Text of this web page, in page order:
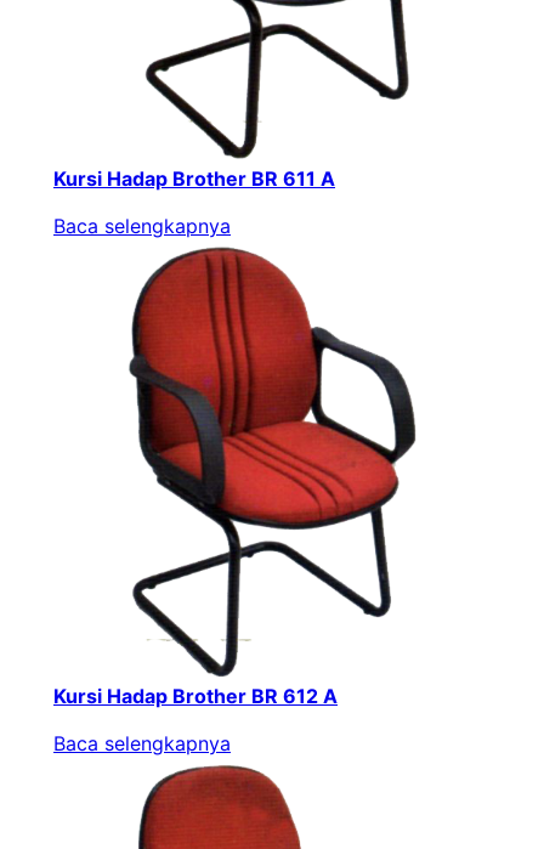
Kursi Hadap Brother BR 611 A
Baca selengkapnya
Kursi Hadap Brother BR 612 A
Baca selengkapnya